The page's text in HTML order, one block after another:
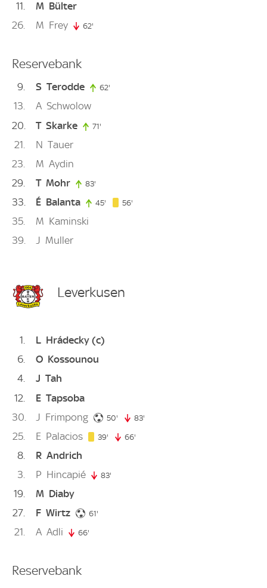
11 M Bülter
26
M Frey 62'
Reservebank
9 S Terodde 62'
13 A Schwolow
20
T Skarke 71'
21 N Tauer
23
M Aydin
29
T Mohr 83'
33 É Balanta 45' 45. minute
56'
35 M Kaminski
39
J Muller
Leverkusen
1 L Hrádecky (c)
6
O Kossounou
4
J Tah
12
E Tapsoba
30
J Frimpong 50' 50. minute
83'
25 E Palacios 39' 39. minute
66'
8 R Andrich
3
P Hincapié 83'
19 M Diaby
27
F Wirtz 61'
21 A Adli 66'
Reservebank